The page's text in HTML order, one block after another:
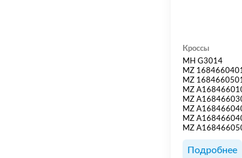
Кроссы
MH G3014
MZ 1684660401
MZ 1684660501
MZ
MZ
MZ
MZ
MZ
Подробнее